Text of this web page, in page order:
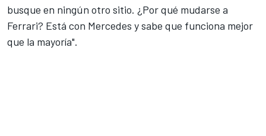
busque en ningún otro sitio. ¿Por qué mudarse a
Ferrari? Está con Mercedes y sabe que funciona mejor
que la mayoría".